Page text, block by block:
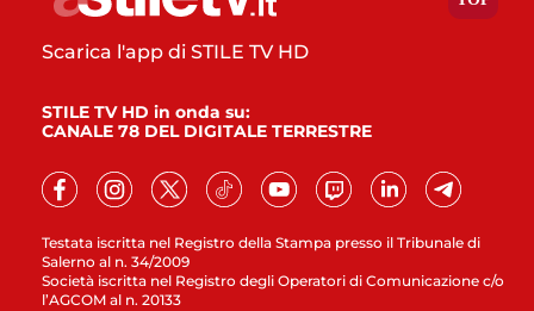
Testata iscritta nel Registro della Stampa presso il Tribunale di
Salerno al n. 34/2009
Società iscritta nel Registro degli Operatori di Comunicazione c/o
l’AGCOM al n. 20133
Scarica l'app di STILE TV HD
STILE TV HD in onda su:
CANALE 78 DEL DIGITALE TERRESTRE